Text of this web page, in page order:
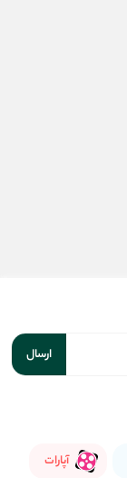
ارسال
آپارات